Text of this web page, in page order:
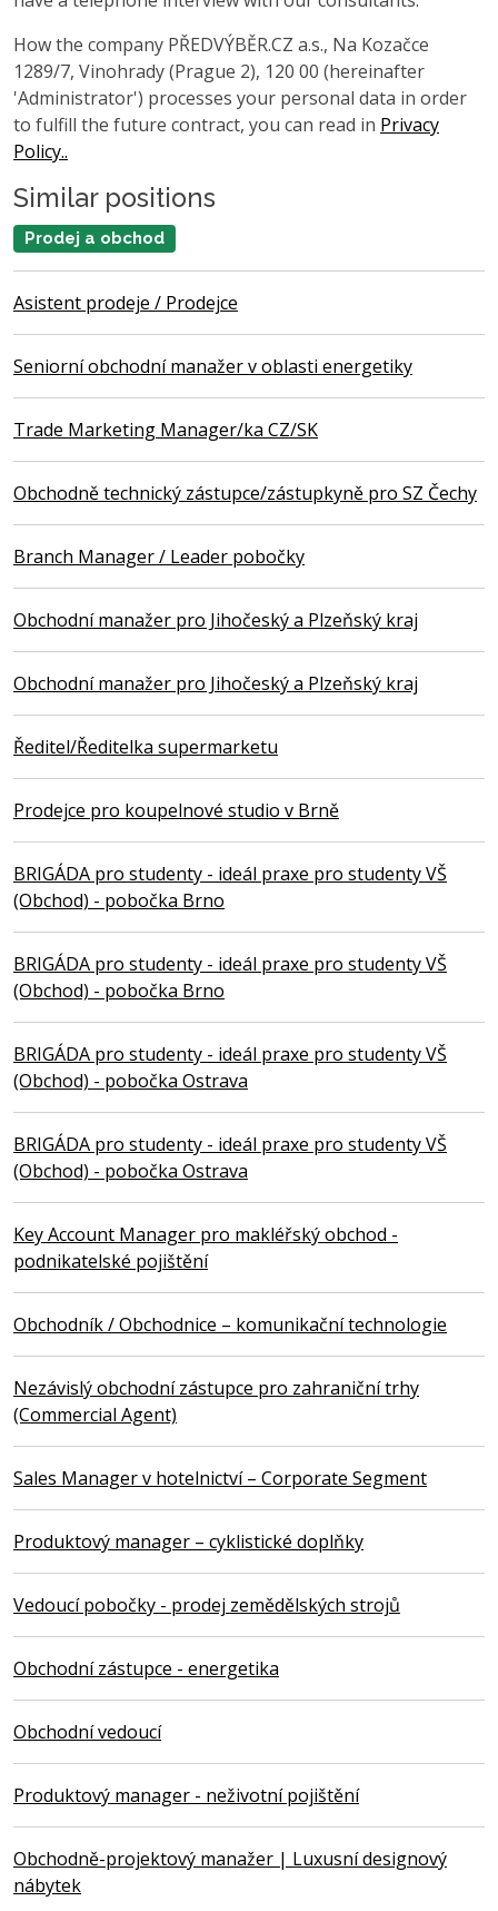
How the company PŘEDVÝBĚR.CZ a.s., Na Kozačce
1289/7, Vinohrady (Prague 2), 120 00 (hereinafter
'Administrator') processes your personal data in order
to fulfill the future contract, you can read in Privacy
Policy..
Similar positions
Prodej a obchod
Asistent prodeje / Prodejce
Seniorní obchodní manažer v oblasti energetiky
Trade Marketing Manager/ka CZ/SK
Obchodně technický zástupce/zástupkyně pro SZ Čechy
Branch Manager / Leader pobočky
Obchodní manažer pro Jihočeský a Plzeňský kraj
Obchodní manažer pro Jihočeský a Plzeňský kraj
Ředitel/Ředitelka supermarketu
Prodejce pro koupelnové studio v Brně
BRIGÁDA pro studenty - ideál praxe pro studenty VŠ
(Obchod) - pobočka Brno
BRIGÁDA pro studenty - ideál praxe pro studenty VŠ
(Obchod) - pobočka Brno
BRIGÁDA pro studenty - ideál praxe pro studenty VŠ
(Obchod) - pobočka Ostrava
BRIGÁDA pro studenty - ideál praxe pro studenty VŠ
(Obchod) - pobočka Ostrava
Key Account Manager pro makléřský obchod -
podnikatelské pojištění
Obchodník / Obchodnice – komunikační technologie
Nezávislý obchodní zástupce pro zahraniční trhy
(Commercial Agent)
Sales Manager v hotelnictví – Corporate Segment
Produktový manager – cyklistické doplňky
Vedoucí pobočky - prodej zemědělských strojů
Obchodní zástupce - energetika
Obchodní vedoucí
Produktový manager - neživotní pojištění
Obchodně-projektový manažer | Luxusní designový
nábytek